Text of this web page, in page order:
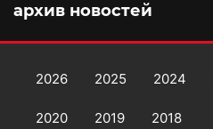
архив новостей
2026 2025 2024
2020 2019 2018